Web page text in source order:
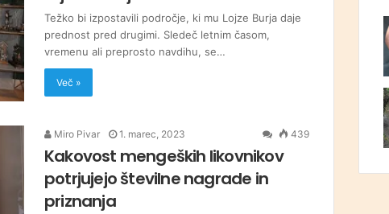
Težko bi izpostavili področje, ki mu Lojze Burja daje
prednost pred drugimi. Sledeč letnim časom,
vremenu ali preprosto navdihu, se…
Več »
Miro Pivar 1. marec, 2023 439
Kakovost mengeških likovnikov
potrjujejo številne nagrade in
priznanja